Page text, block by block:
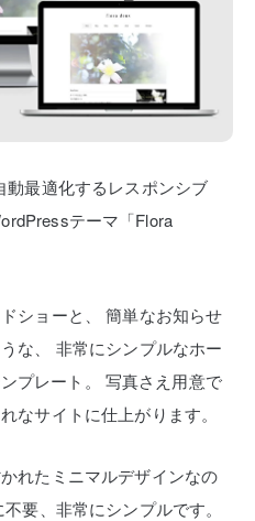
最適化するレスポンシブ
テーマ「Flora
ショーと、
簡単なお知らせ
な、
非常にシンプルなホー
プレート。
写真さえ用意で
なサイトに仕上がります。
れたミニマルデザインなの
要、非常にシンプルです。